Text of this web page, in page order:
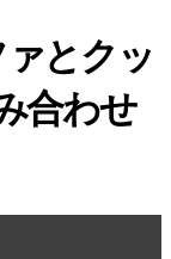
とクッ
合わせ